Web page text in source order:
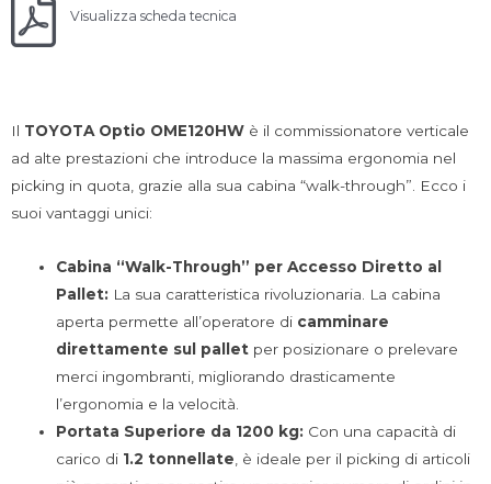
Visualizza scheda tecnica
Il TOYOTA Optio OME120HW è il commissionatore verticale
ad alte prestazioni che introduce la massima ergonomia nel
picking in quota, grazie alla sua cabina “walk-through”. Ecco i
suoi vantaggi unici:
Cabina “Walk-Through” per Accesso Diretto al
Pallet: La sua caratteristica rivoluzionaria. La cabina
aperta permette all’operatore di camminare
direttamente sul pallet per posizionare o prelevare
merci ingombranti, migliorando drasticamente
l’ergonomia e la velocità.
Portata Superiore da 1200 kg: Con una capacità di
carico di 1.2 tonnellate, è ideale per il picking di articoli